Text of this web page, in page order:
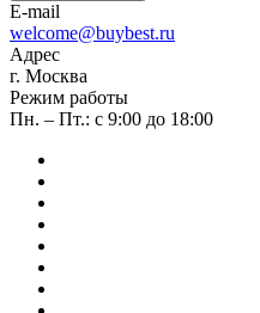
E-mail
welcome@buybest.ru
Адрес
г. Москва
Режим работы
Пн. – Пт.: с 9:00 до 18:00